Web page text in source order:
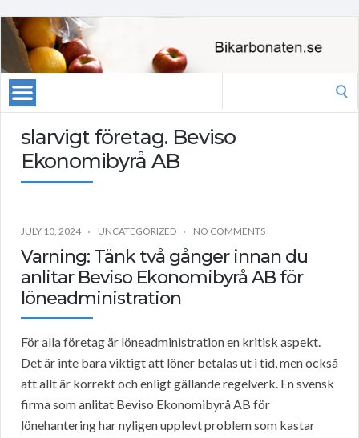
slarvigt företag. Beviso
Ekonomibyrå AB
JULY 10, 2024 UNCATEGORIZED NO COMMENTS
Varning: Tänk två gånger innan du
anlitar Beviso Ekonomibyrå AB för
löneadministration
För alla företag är löneadministration en kritisk aspekt.
Det är inte bara viktigt att löner betalas ut i tid, men också
att allt är korrekt och enligt gällande regelverk. En svensk
firma som anlitat Beviso Ekonomibyrå AB för
lönehantering har nyligen upplevt problem som kastar